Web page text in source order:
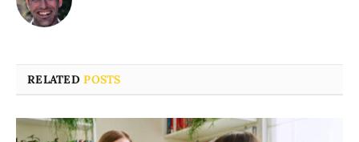
RELATEDPOSTS